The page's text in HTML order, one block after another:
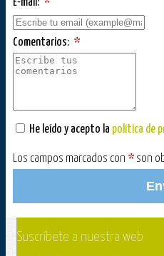
Comentarios: *
He leído y acepto la política de
Los campos marcados con * son
Suscríbete a nuestra web